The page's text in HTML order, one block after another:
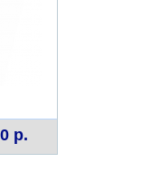
р.